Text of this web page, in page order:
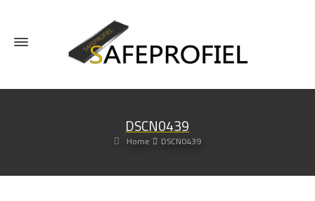
DSCN0439
Home DSCN0439